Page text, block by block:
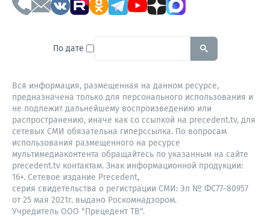
По дате To search this site, enter a
Вся информация, размещенная на данном ресурсе,
предназначена только для персонального использования и
не подлежит дальнейшему воспроизведению или
распространению, иначе как со ссылкой на precedent.tv, для
сетевых СМИ обязательна гиперссылка. По вопросам
использования размещенного на ресурсе
мультимедиаконтента обращайтесь по указанным на сайте
precedent.tv контактам. Знак информационной продукции:
16+. Сетевое издание Precedent,
серия свидетельства о регистрации СМИ: Эл № ФС77-80957
от 25 мая 2021г. выдано Роскомнадзором.
Учредитель ООО "Прецедент ТВ".